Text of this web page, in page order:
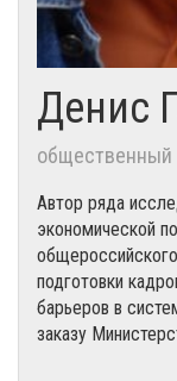
Денис
общественный
Автор ряда
экономической
подготовки
барьеров в
заказу